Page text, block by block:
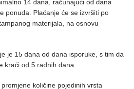
14 dana, računajući od dana
ponuda. Plaćanje će se izvršiti po
materijala, na osnovu
je 15 dana od dana isporuke, s tim da
kraći od 5 radnih dana.
količine pojedinih vrsta